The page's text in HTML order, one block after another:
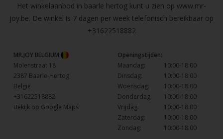
Het winkelaanbod in baarle hertog kunt u zien op www.mr-
joy.be. De winkel is 7 dagen per week telefonisch bereikbaar op
+31622518882
MR.JOY BELGIUM
Molenstraat 18
2387 Baarle-Hertog
België
+31622518882
Bekijk op Google Maps
Openingstijden:
Maandag:
10:00-18:00
Dinsdag:
10:00-18:00
Woensdag:
10:00-18:00
Donderdag:
10:00-18:00
Vrijdag:
10:00-18:00
Zaterdag:
10:00-18:00
Zondag:
10:00-18:00